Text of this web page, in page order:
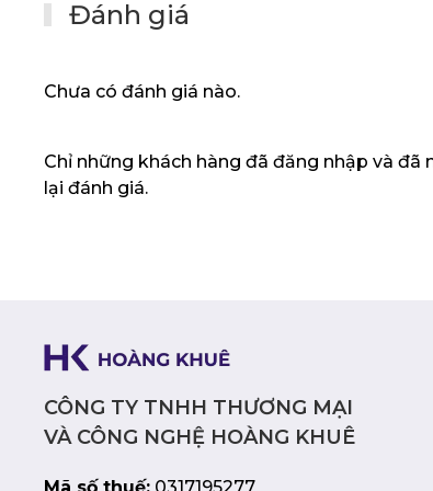
Kết nối đa dạng:
ASUS ProArt PA27AC là một lựa
tạo nội dung chuyên nghiệp, mang
Đánh giá
Chưa có đánh giá nào.
Chỉ những khách hàng đã đăng nhập và
lại đánh giá.
CÔNG TY TNHH THƯƠNG MẠI
VÀ CÔNG NGHỆ HOÀNG KHUÊ